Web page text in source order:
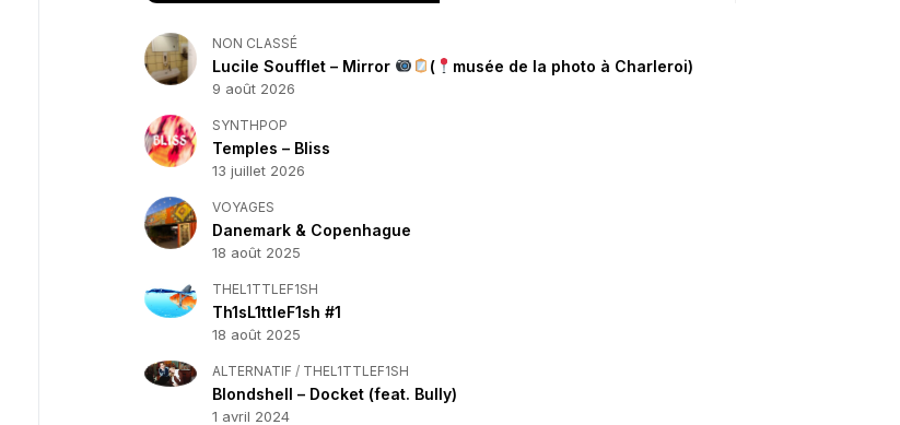
NON CLASSÉ
Lucile Soufflet – Mirror ( musée de la photo à Charleroi)
9 août 2026
SYNTHPOP
Temples – Bliss
13 juillet 2026
VOYAGES
Danemark & Copenhague
18 août 2025
THEL1TTLEF1SH
Th1sL1ttleF1sh #1
18 août 2025
ALTERNATIF / THEL1TTLEF1SH
Blondshell – Docket (feat. Bully)
1 avril 2024